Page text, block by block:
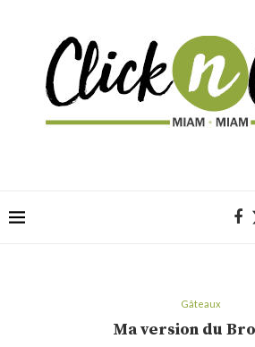
Gâteaux
Ma version du